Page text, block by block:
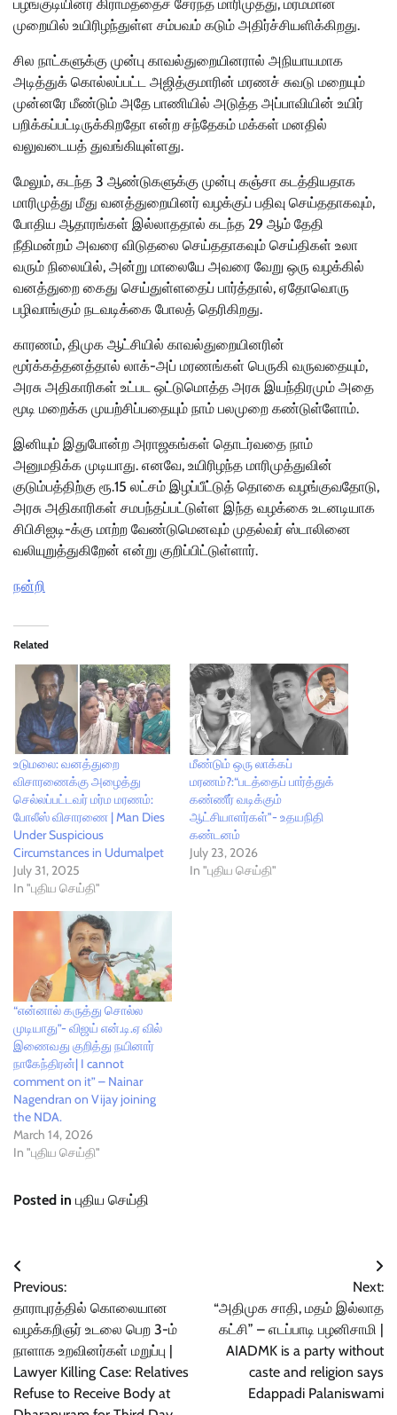
பழங்குடியினர் கிராமத்தைச் சேர்ந்த மாரிமுத்து, மர்மமான
முறையில் உயிரிழந்துள்ள சம்பவம் கடும் அதிர்ச்சியளிக்கிறது.
சில நாட்களுக்கு முன்பு காவல்துறையினரால் அநியாயமாக
அடித்துக் கொல்லப்பட்ட அஜித்குமாரின் மரணச் சுவடு மறையும்
முன்னரே மீண்டும் அதே பாணியில் அடுத்த அப்பாவியின் உயிர்
பறிக்கப்பட்டிருக்கிறதோ என்ற சந்தேகம் மக்கள் மனதில்
வலுவடையத் துவங்கியுள்ளது.
மேலும், கடந்த 3 ஆண்டுகளுக்கு முன்பு கஞ்சா கடத்தியதாக
மாரிமுத்து மீது வனத்துறையினர் வழக்குப் பதிவு செய்ததாகவும்,
போதிய ஆதாரங்கள் இல்லாததால் கடந்த 29 ஆம் தேதி
நீதிமன்றம் அவரை விடுதலை செய்ததாகவும் செய்திகள் உலா
வரும் நிலையில், அன்று மாலையே அவரை வேறு ஒரு வழக்கில்
வனத்துறை கைது செய்துள்ளதைப் பார்த்தால், ஏதோவொரு
பழிவாங்கும் நடவடிக்கை போலத் தெரிகிறது.
காரணம், திமுக ஆட்சியில் காவல்துறையினரின்
மூர்க்கத்தனத்தால் லாக்-அப் மரணங்கள் பெருகி வருவதையும்,
அரசு அதிகாரிகள் உட்பட ஒட்டுமொத்த அரசு இயந்திரமும் அதை
மூடி மறைக்க முயற்சிப்பதையும் நாம் பலமுறை கண்டுள்ளோம்.
இனியும் இதுபோன்ற அராஜகங்கள் தொடர்வதை நாம்
அனுமதிக்க முடியாது. எனவே, உயிரிழந்த மாரிமுத்துவின்
குடும்பத்திற்கு ரூ.15 லட்சம் இழப்பீட்டுத் தொகை வழங்குவதோடு,
அரசு அதிகாரிகள் சமபந்தப்பட்டுள்ள இந்த வழக்கை உடனடியாக
சிபிசிஐடி-க்கு மாற்ற வேண்டுமெனவும் முதல்வர் ஸ்டாலினை
வலியுறுத்துகிறேன் என்று குறிப்பிட்டுள்ளார்.
நன்றி
Related
உடுமலை: வனத்துறை
விசாரணைக்கு அழைத்து
செல்லப்பட்டவர் மர்ம மரணம்:
போலீஸ் விசாரணை | Man Dies
Under Suspicious
Circumstances in Udumalpet
July 31, 2025
In "புதிய செய்தி"
மீண்டும் ஒரு லாக்கப்
மரணம்?:“படத்தைப் பார்த்துக்
கண்ணீர் வடிக்கும்
ஆட்சியாளர்கள்"- உதயநிதி
கண்டனம்
July 23, 2026
In "புதிய செய்தி"
“என்னால் கருத்து சொல்ல
முடியாது”- விஜய் என்.டி.ஏ வில்
இணைவது குறித்து நயினார்
நாகேந்திரன்| I cannot
comment on it” – Nainar
Nagendran on Vijay joining
the NDA.
March 14, 2026
In "புதிய செய்தி"
Posted in புதிய செய்தி
Post
navigation
Previous:
தாராபுரத்தில் கொலையான
வழக்கறிஞர் உடலை பெற 3-ம்
நாளாக உறவினர்கள் மறுப்பு |
Lawyer Killing Case: Relatives
Refuse to Receive Body at
Next:
“அதிமுக சாதி, மதம் இல்லாத
கட்சி” – எடப்பாடி பழனிசாமி |
AIADMK is a party without
caste and religion says
Edappadi Palaniswami